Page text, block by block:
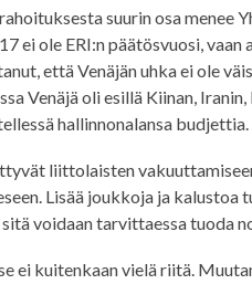
suurin osa menee
ei ole ERI:n päätösvuosi,
että Venäjän uhka ei ole
Venäjä oli esillä Kiinan,
hallinnonalansa budjettia.
liittolaisten
Lisää joukkoja ja kalustoa
voidaan tarvittaessa tuoda
ei kuitenkaan vielä riitä.